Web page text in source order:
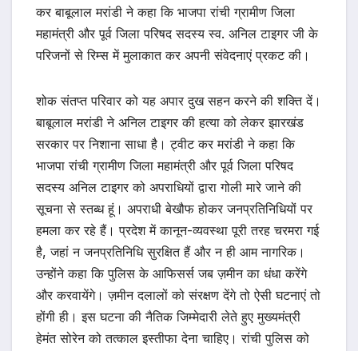
कर बाबूलाल मरांडी ने कहा कि भाजपा रांची ग्रामीण जिला
महामंत्री और पूर्व जिला परिषद सदस्य स्व. अनिल टाइगर जी के
परिजनों से रिम्स में मुलाकात कर अपनी संवेदनाएं प्रकट की।
शोक संतप्त परिवार को यह अपार दुख सहन करने की शक्ति दें।
बाबूलाल मरांडी ने अनिल टाइगर की हत्या को लेकर झारखंड
सरकार पर निशाना साधा है। ट्वीट कर मरांडी ने कहा कि
भाजपा रांची ग्रामीण जिला महामंत्री और पूर्व जिला परिषद
सदस्य अनिल टाइगर को अपराधियों द्वारा गोली मारे जाने की
सूचना से स्तब्ध हूं। अपराधी बेखौफ होकर जनप्रतिनिधियों पर
हमला कर रहे हैं। प्रदेश में कानून-व्यवस्था पूरी तरह चरमरा गई
है, जहां न जनप्रतिनिधि सुरक्षित हैं और न ही आम नागरिक।
उन्होंने कहा कि पुलिस के आफिसर्स जब ज़मीन का धंधा करेंगे
और करवायेंगे। ज़मीन दलालों को संरक्षण देंगे तो ऐसी घटनाएं तो
होंगी ही। इस घटना की नैतिक जिम्मेदारी लेते हुए मुख्यमंत्री
हेमंत सोरेन को तत्काल इस्तीफा देना चाहिए। रांची पुलिस को